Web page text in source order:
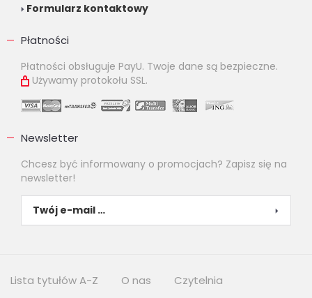
Formularz kontaktowy
Płatności
Płatności obsługuje PayU. Twoje dane są bezpieczne.
Używamy protokołu SSL.
Newsletter
Chcesz być informowany o promocjach? Zapisz się na
newsletter!
Lista tytułów A-Z O nas Czytelnia